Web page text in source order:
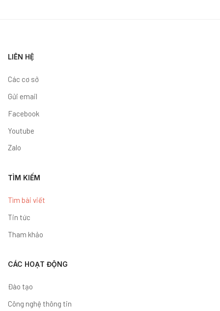
LIÊN HỆ
Các cơ sở
Gửi email
Facebook
Youtube
Zalo
TÌM KIẾM
Tìm bài viết
Tin tức
Tham khảo
CÁC HOẠT ĐỘNG
Đào tạo
Công nghệ thông tin